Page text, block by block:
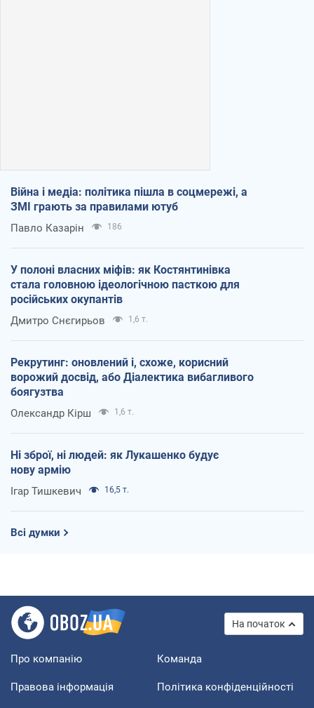
Війна і медіа: політика пішла в соцмережі, а
ЗМІ грають за правилами ютуб
Павло Казарін 186
У полоні власних міфів: як Костянтинівка
стала головною ідеологічною пасткою для
російських окупантів
Дмитро Снєгирьов 1,6 т.
Рекрутинг: оновлений і, схоже, корисний
ворожий досвід, або Діалектика вибагливого
боягузтва
Олександр Кірш 1,6 т.
Ні зброї, ні людей: як Лукашенко будує
нову армію
Ігар Тишкевич 16,5 т.
Всі думки
На початок
Про компанію Команда
Правова інформація Політика конфіденційності